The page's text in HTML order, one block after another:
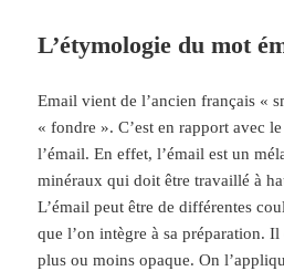
L’étymologie du mot
Email vient de l’ancien français «
« fondre ». C’est en rapport avec
l’émail. En effet, l’émail est un
minéraux qui doit être travaillé à
L’émail peut être de différentes
que l’on intègre à sa préparation.
plus ou moins opaque. On